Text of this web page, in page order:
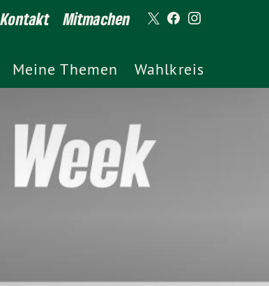
Kontakt Mitmachen
Meine Themen Wahlkreis